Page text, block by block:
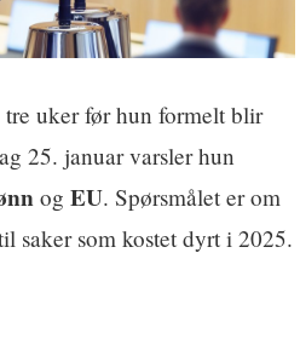
uker før hun formelt blir
25. januar varsler hun
og EU. Spørsmålet er om
saker som kostet dyrt i 2025.